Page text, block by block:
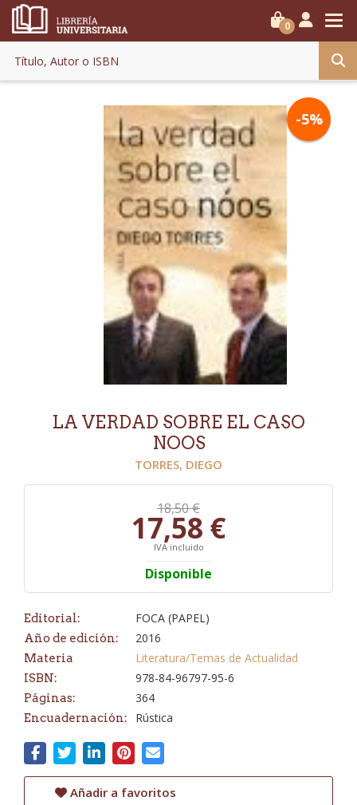
0
-5%
LA VERDAD SOBRE EL CASO
NOOS
TORRES, DIEGO
18,50 €
17,58 €
IVA incluido
Disponible
Editorial: FOCA (PAPEL)
Año de edición: 2016
Materia Literatura/Temas de Actualidad
ISBN: 978-84-96797-95-6
Páginas: 364
Encuadernación: Rústica
Añadir a favoritos